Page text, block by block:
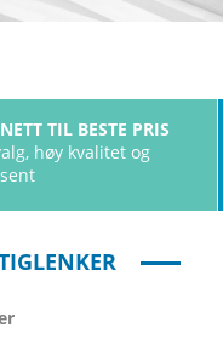
TIL BESTE PRIS
høy kvalitet og